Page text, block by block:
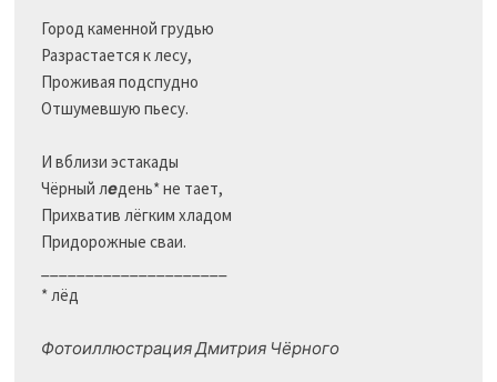
Город каменной грудью
Разрастается к лесу,
Проживая подспудно
Отшумевшую пьесу.
И вблизи эстакады
Чёрный ледень* не тает,
Прихватив лёгким хладом
Придорожные сваи.
* лёд
Фотоиллюстрация Дмитрия Чёрного